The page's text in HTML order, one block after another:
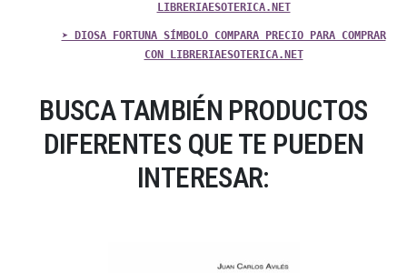
LIBRERIAESOTERICA.NET
➤ DIOSA FORTUNA SÍMBOLO COMPARA PRECIO PARA COMPRAR
CON LIBRERIAESOTERICA.NET
BUSCA TAMBIÉN PRODUCTOS
DIFERENTES QUE TE PUEDEN
INTERESAR: